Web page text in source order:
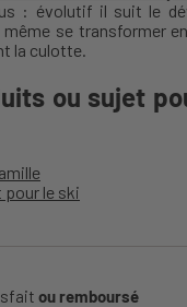
: évolutif il suit le
se transformer
la culotte.
ou sujet
pour le ski
ou remboursé